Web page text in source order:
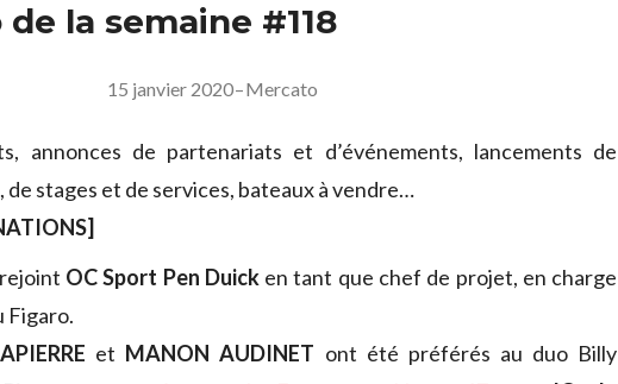
la semaine #118
15 janvier 2020–Mercato
annonces de partenariats et d’événements, lancements de
stages et de services, bateaux à vendre…
OC Sport Pen Duicken tant que chef de projet, en charge
Figaro.
et MANON AUDINET ont été préférés au duo Billy